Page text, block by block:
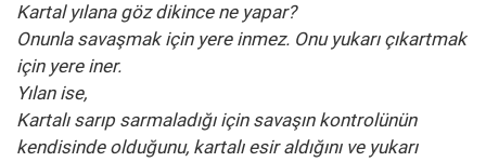
Kartal yılana göz dikince ne yapar?
Onunla savaşmak için yere inmez. Onu yukarı çıkartmak
için yere iner.
Yılan ise,
Kartalı sarıp sarmaladığı için savaşın kontrolünün
kendisinde olduğunu, kartalı esir aldığını ve yukarı